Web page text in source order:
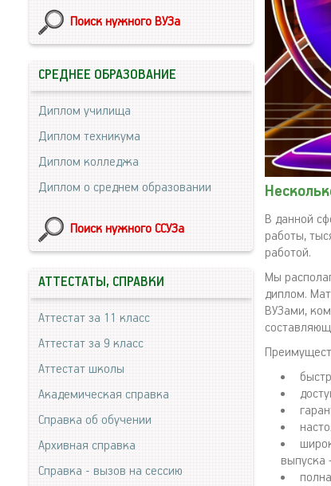
В данной
работы,
работой.
Мы
диплом.
ВУЗами,
выпуска
Поиск нужного ВУЗа
СРЕДНЕЕ ОБРАЗОВАНИЕ
Диплом училища
Диплом техникума
Диплом колледжа
Диплом о среднем образовании
Поиск нужного ССУЗа
АТТЕСТАТЫ, СПРАВКИ
Аттестат за 11 класс
Аттестат за 9 класс
Аттестат школы
Академическая справка
Справка об обучении
Архивная справка
Справка - вызов на сессию